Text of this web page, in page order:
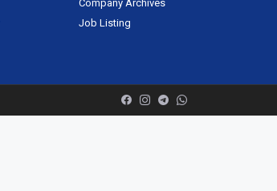
Company Archives
Job Listing